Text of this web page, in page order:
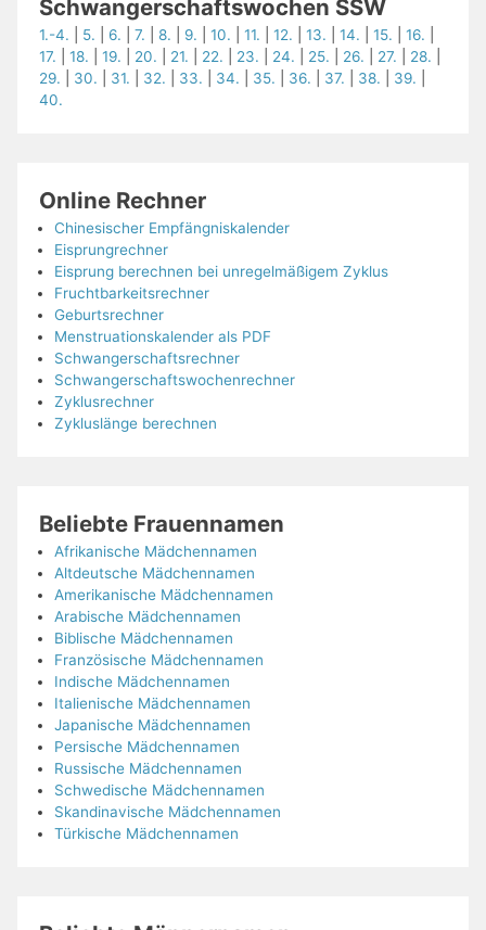
Schwangerschaftswochen SSW
1.-4. 5. 6. |7. |8. 9. |10. |11. |12. |13. |14. |15. |16.
17. |18. |19. 20. 21. 22. 23. 24. 25. 26. 27. 28.
29.
30. 31. 32. 33. 34. 35. 36. 37. 38. 39.
40.
Online Rechner
Chinesischer Empfängniskalender
Eisprungrechner
Eisprung berechnen bei unregelmäßigem Zyklus
Fruchtbarkeitsrechner
Geburtsrechner
Menstruationskalender als PDF
Schwangerschaftsrechner
Schwangerschaftswochenrechner
Zyklusrechner
Zykluslänge berechnen
Beliebte Frauennamen
Afrikanische Mädchennamen
Altdeutsche Mädchennamen
Amerikanische Mädchennamen
Arabische Mädchennamen
Biblische Mädchennamen
Französische Mädchennamen
Indische Mädchennamen
Italienische Mädchennamen
Japanische Mädchennamen
Persische Mädchennamen
Russische Mädchennamen
Schwedische Mädchennamen
Skandinavische Mädchennamen
Türkische Mädchennamen